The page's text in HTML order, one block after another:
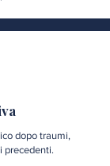
dopo traumi,
precedenti.